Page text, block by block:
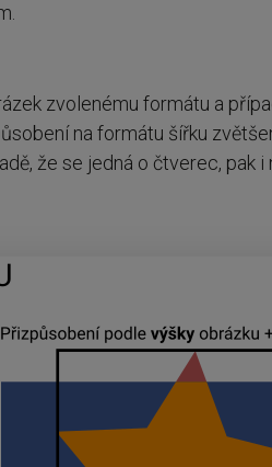
zvolenému formátu a
na formátu šířku
že se jedná o čtverec, pak i